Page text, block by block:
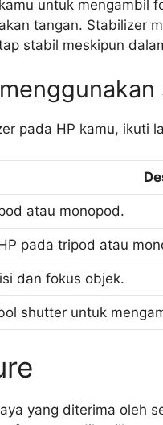
untuk mengambil
tangan. Stabilizer
stabil meskipun
pada HP kamu, ikuti
atau monopod.
pada tripod atau
dan fokus objek.
shutter untuk
yang diterima oleh